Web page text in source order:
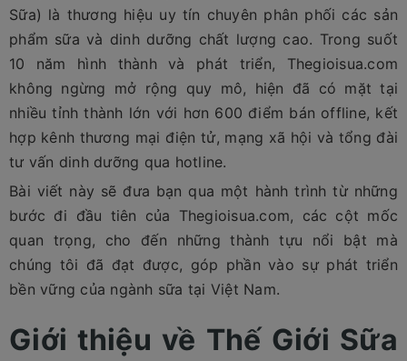
Sữa) là thương hiệu uy tín chuyên phân phối các sản
phẩm sữa và dinh dưỡng chất lượng cao. Trong suốt
10 năm hình thành và phát triển, Thegioisua.com
không ngừng mở rộng quy mô, hiện đã có mặt tại
nhiều tỉnh thành lớn với hơn 600 điểm bán offline, kết
hợp kênh thương mại điện tử, mạng xã hội và tổng đài
tư vấn dinh dưỡng qua hotline.
Bài viết này sẽ đưa bạn qua một hành trình từ những
bước đi đầu tiên của Thegioisua.com, các cột mốc
quan trọng, cho đến những thành tựu nổi bật mà
chúng tôi đã đạt được, góp phần vào sự phát triển
bền vững của ngành sữa tại Việt Nam.
Giới thiệu về Thế Giới Sữa